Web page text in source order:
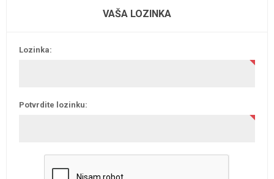
VAŠA LOZINKA
Lozinka:
Potvrdite lozinku: